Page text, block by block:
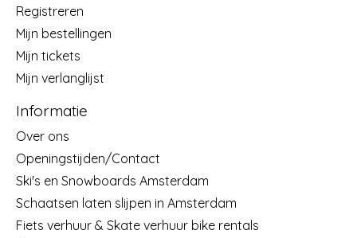
Registreren
Mijn bestellingen
Mijn tickets
Mijn verlanglijst
Informatie
Over ons
Openingstijden/Contact
Ski's en Snowboards Amsterdam
Schaatsen laten slijpen in Amsterdam
Fiets verhuur & Skate verhuur bike rentals